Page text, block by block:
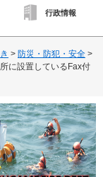
行政情報
> 防災・防犯・安全 >
に設置しているFax付